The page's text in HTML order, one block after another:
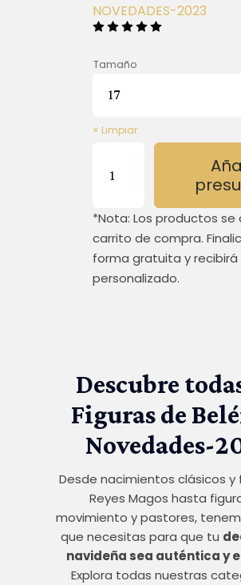
NOVEDADES-2023
Tamaño
Limpiar
ZAPATILLA
*Nota: Los productos se
carrito de compra.
forma gratuita y
personalizado.
Descubre
Figuras de
Novedades-
Desde nacimientos clásicos y
Reyes Magos hasta
movimiento y pastores,
que necesitas para que tu
navideña sea auténtica y
Explora todas nuestras